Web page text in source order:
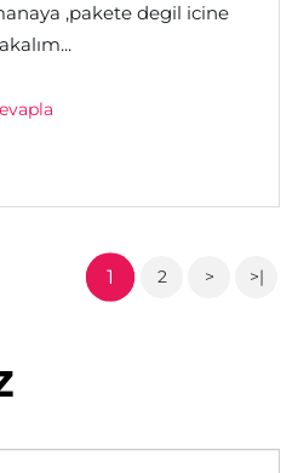
,pakete degil icine
1 2 > >|